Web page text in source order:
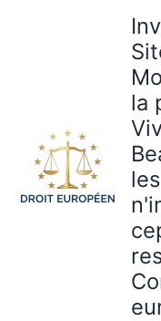
la